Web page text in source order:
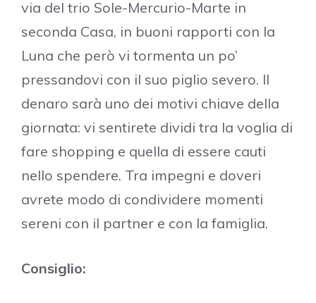
via del trio Sole-Mercurio-Marte in
seconda Casa, in buoni rapporti con la
Luna che però vi tormenta un po’
pressandovi con il suo piglio severo. Il
denaro sarà uno dei motivi chiave della
giornata: vi sentirete dividi tra la voglia di
fare shopping e quella di essere cauti
nello spendere. Tra impegni e doveri
avrete modo di condividere momenti
sereni con il partner e con la famiglia.
Consiglio: